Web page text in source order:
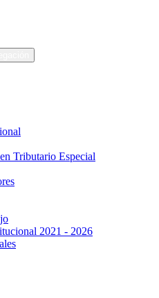
Tributario Especial
2021 - 2026